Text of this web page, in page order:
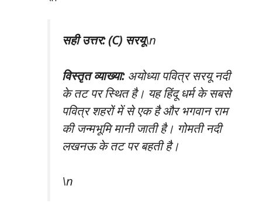
सही उत्तर: (C) सरयू\n
विस्तृत व्याख्या:अयोध्या पवित्र सरयू नदी
के तट पर स्थित है। यह हिंदू धर्म के सबसे
पवित्र शहरों में से एक है और भगवान राम
की जन्मभूमि मानी जाती है। गोमती नदी
लखनऊ के तट पर बहती है।
\n